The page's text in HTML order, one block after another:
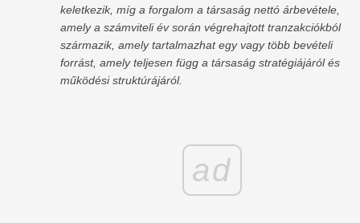
keletkezik, míg a forgalom a társaság nettó árbevétele,
amely a számviteli év során végrehajtott tranzakciókból
származik, amely tartalmazhat egy vagy több bevételi
forrást, amely teljesen függ a társaság stratégiájáról és
működési struktúrájáról.
ad